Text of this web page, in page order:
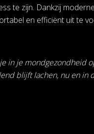
te zijn. Dankzij
en efficiënt uit te
in je mondgezondheid
blijft lachen, nu en in